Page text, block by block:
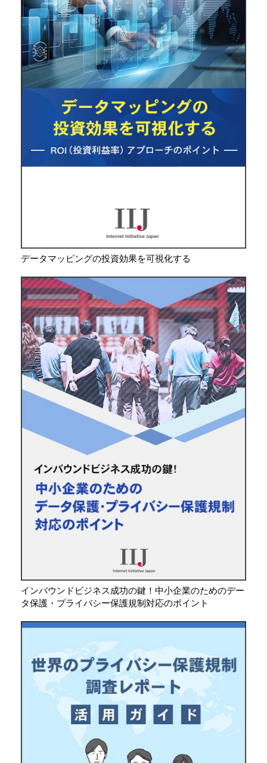
データマッピングの投資効果を可視化する
インバウンドビジネス成功の鍵！中小企業のためのデー
タ保護・プライバシー保護規制対応のポイント